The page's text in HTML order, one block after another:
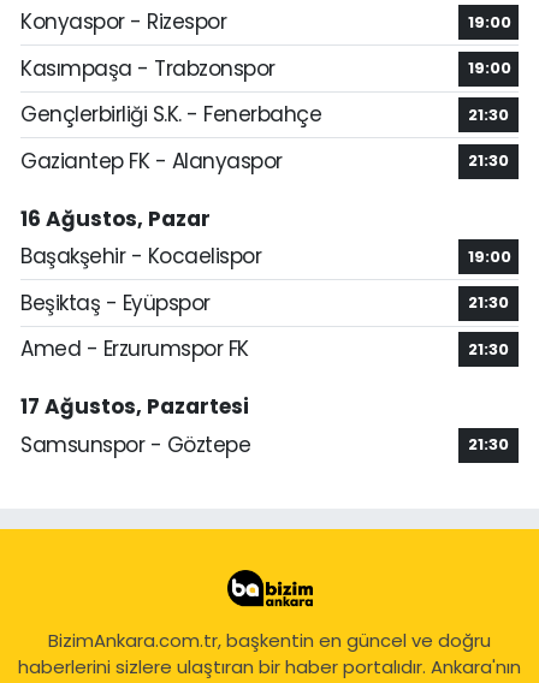
Konyaspor - Rizespor
19:00
Kasımpaşa - Trabzonspor 19:00
Gençlerbirliği S.K. - Fenerbahçe 21:30
Gaziantep FK - Alanyaspor 21:30
16 Ağustos, Pazar
Başakşehir - Kocaelispor
19:00
Beşiktaş - Eyüpspor 21:30
Amed - Erzurumspor FK 21:30
17 Ağustos, Pazartesi
Samsunspor - Göztepe
21:30
BizimAnkara.com.tr, başkentin en güncel ve doğru
haberlerini sizlere ulaştıran bir haber portalıdır. Ankara'nın